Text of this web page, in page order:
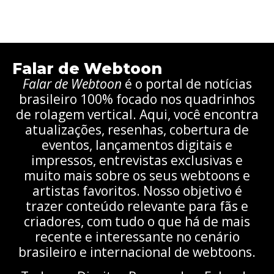
Falar de Webtoon
Falar de Webtoon é o portal de notícias
brasileiro 100% focado nos quadrinhos
de rolagem vertical. Aqui, você encontra
atualizações, resenhas, cobertura de
eventos, lançamentos digitais e
impressos, entrevistas exclusivas e
muito mais sobre os seus webtoons e
artistas favoritos. Nosso objetivo é
trazer conteúdo relevante para fãs e
criadores, com tudo o que há de mais
recente e interessante no cenário
brasileiro e internacional de webtoons.